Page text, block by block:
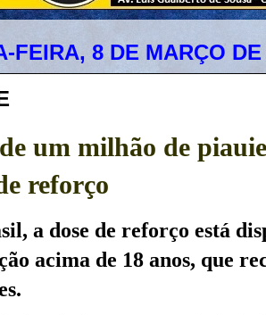
FEIRA, 8 DE MARÇO DE
um milhão de
reforço
a dose de reforço está
acima de 18 anos, que